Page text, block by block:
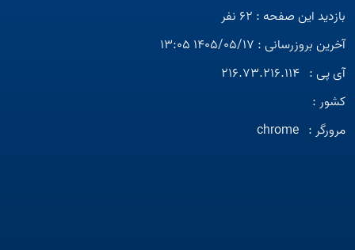
بازدید این صفحه : 62 نفر
آخرین بروزرسانی : 1405/05/17 13:05
آی پی : 216.73.216.114
کشور :
مرورگر : chrome